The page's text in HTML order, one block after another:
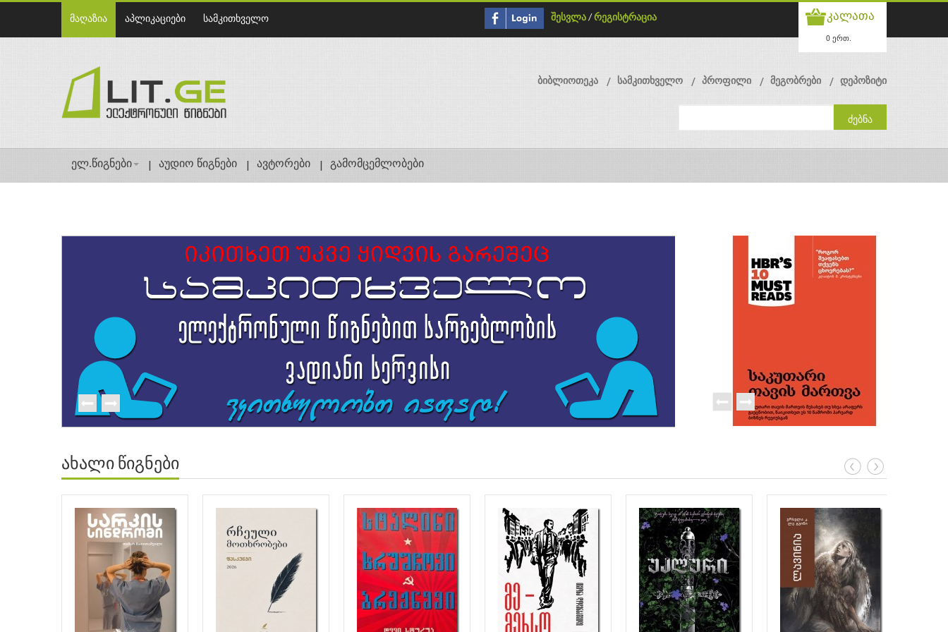
მაღაზია აპლიკაციები სამკითხველო შესვლა / რეგისტრაცია კალათა
0 ერთ.
ბიბლიოთეკა სამკითხველო პროფილი მეგობრები დეპოზიტი
ელ.წიგნები აუდიო წიგნები ავტორები გამომცემლობები
ახალი წიგნები